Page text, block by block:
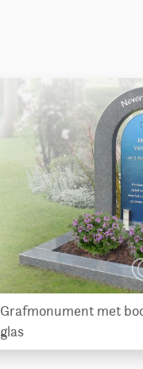
Grafmonument met
glas